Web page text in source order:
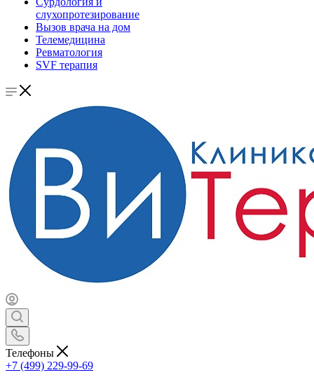
слухопротезирование
Вызов врача на дом
Телемедицина
Ревматология
SVF терапия
Телефоны
+7 (499) 229-99-69